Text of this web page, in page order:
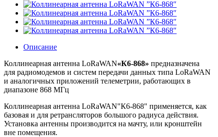
Описание
Коллинеарная антенна LoRaWAN«К6-868» предназначена
для радиомодемов и систем передачи данных типа LoRaWAN
и аналогичных приложений телеметрии, работающих в
диапазоне 868 МГц
Коллинеарная антенна LoRaWAN"К6-868" применяется, как
базовая и для ретрансляторов большого радиуса действия.
Установка антенны производится на мачту, или кронштейн
вне помещения.